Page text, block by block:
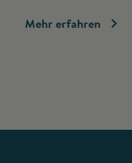
Mehr erfahren